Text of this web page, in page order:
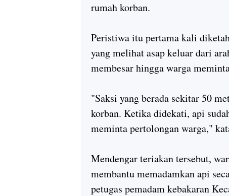
rumah korban.
Peristiwa itu pertama kali
yang melihat asap keluar dari
membesar hingga warga
"Saksi yang berada sekitar 50
korban. Ketika didekati, api
meminta pertolongan warga,"
Mendengar teriakan tersebut,
membantu memadamkan api
petugas pemadam kebakaran